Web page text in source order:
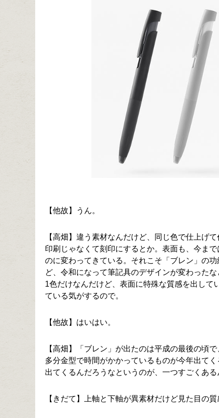
【他故】うん。
【高畑】違う素材なんだけど、同じ色で仕上げ
印刷じゃなくて刻印にするとか。表面も、今ま
のに変わってきている。それこそ「ブレン」の
ど、令和になって筆記具のデザインが変わった
1色だけなんだけど、表面に特殊な質感を出し
ている気がするので。
【他故】はいはい。
【高畑】「ブレン」が出たのは平成の最後の頃
多分金型で時間がかかっているものが今年出て
出てくるんだろうなというのが、一つすごくあ
【きだて】上軸と下軸が異素材だけど見た目の